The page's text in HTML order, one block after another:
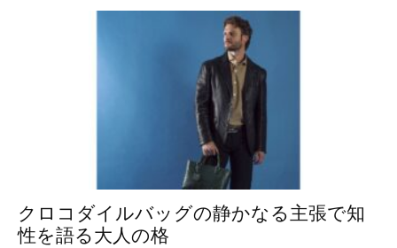
クロコダイルバッグの静かなる主張で知
性を語る大人の格